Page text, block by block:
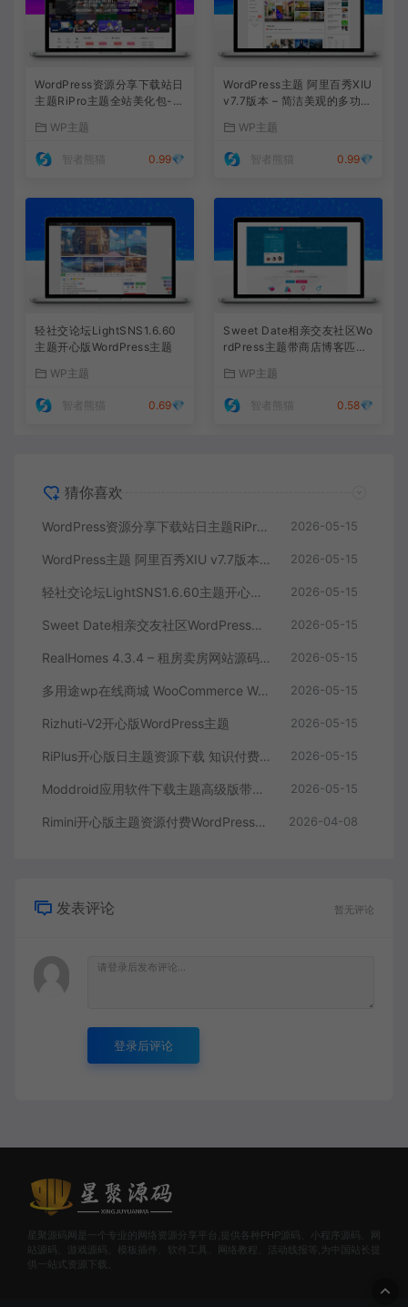
WordPress资源分享下载站日
主题RiPro主题全站美化包-功
网站形象
WP主题
智者熊猫 0.99💎
WordPress主题 阿里百秀XIU
v7.7版本 – 简洁美观的多功能
网站WP主题
智者熊猫 0.99💎
轻社交论坛LightSNS1.6.60
主题开心版WordPress主题
WP主题
智者熊猫 0.69💎
Sweet Date相亲交友社区Wo
rdPress主题带商店博客匹配
WP主题
智者熊猫 0.58💎
猜你喜欢
WordPress资源分享下载站日主题RiPro主题全站美化包-功能强大，支持后台集成，提升网站形象 2026-05-15
WordPress主题 阿里百秀XIU v7.7版本 – 简洁美观的多功能主题，完美适配PC和移动端网站 2026-05-15
轻社交论坛LightSNS1.6.60主题开心版WordPress主题 2026-05-15
Sweet Date相亲交友社区WordPress主题带商店博客匹配功能 2026-05-15
RealHomes 4.3.4 – 租房卖房网站源码 房地产销售官网WordPress 主题 2026-05-15
多用途wp在线商城 WooCommerce WordPress 主题 2026-05-15
Rizhuti-V2开心版WordPress主题 2026-05-15
RiPlus开心版日主题资源下载 知识付费资源 2026-05-15
Moddroid应用软件下载主题高级版带博客系统 9.5 2026-05-15
Rimini开心版主题资源付费WordPress主题下载 2026-04-08
发表评论 暂无评论
登录后评论
星聚源码网是一个专业的网络资源分享平台,提供各种PHP源码、小程序源码、网
站源码、游戏源码、模板插件、软件工具、网络教程、活动线报等,为中国站长提
供一站式资源下载。